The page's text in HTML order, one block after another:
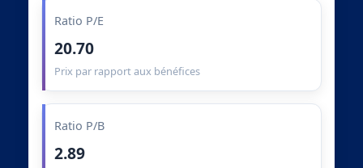
Ratio P/E
20.70
Prix par rapport aux bénéfices
Ratio P/B
2.89